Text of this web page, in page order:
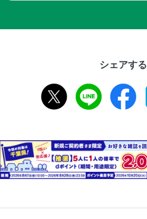
シェアする